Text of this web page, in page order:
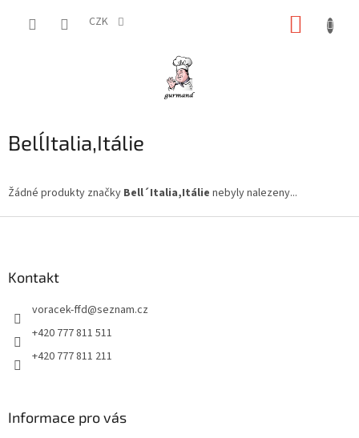
CZK
Bell´Italia,Itálie
Žádné produkty značky Bell´Italia,Itálie nebyly nalezeny...
Kontakt
voracek-ffd@seznam.cz
+420 777 811 511
+420 777 811 211
Informace pro vás